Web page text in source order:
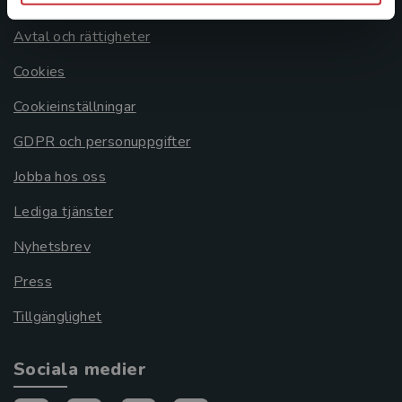
Avtal och rättigheter
Cookies
Cookieinställningar
GDPR och personuppgifter
Jobba hos oss
Lediga tjänster
Nyhetsbrev
Press
Tillgänglighet
Sociala medier